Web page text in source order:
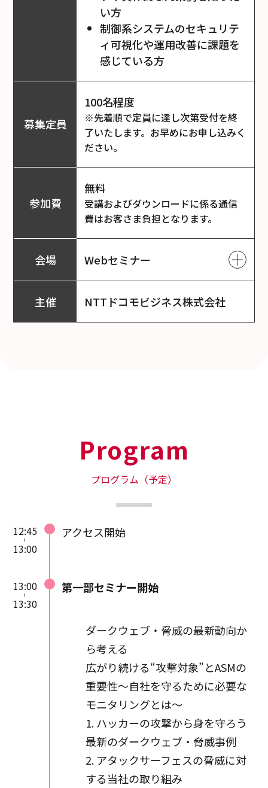
い方
制御系システムのセキュリテ
ィ可視化や運用改善に課題を
感じている方
募集定員
100名程度
※先着順で定員に達し次第受付を終
了いたします。お早めにお申し込みく
ださい。
参加費
無料
受講およびダウンロードに係る通信
費はお客さま負担となります。
会場 Webセミナー
オンライン配信を予定しており
申し込みをお願いいたします。
講師と同業、コンサルタントの
方、また主催社競合製品・サー
ビスを取り扱う企業はご遠慮く
パソコン、スマートフォン、タ
ーネット接続環境が必要です。
Wi-Fi環境など高速通信が可能
な電波のよいところでご視聴く
ださい。
主催 NTTドコモビジネス株式会社
Program
プログラム（予定）
12:45
13:00
アクセス開始
13:00
13:30
第一部セミナー開始
ダークウェブ・脅威の最新動向か
ら考える
広がり続ける“攻撃対象”とASMの
重要性～自社を守るために必要な
モニタリングとは～
1. ハッカーの攻撃から身を守ろう
最新のダークウェブ・脅威事例
2. アタックサーフェスの脅威に対
する当社の取り組み